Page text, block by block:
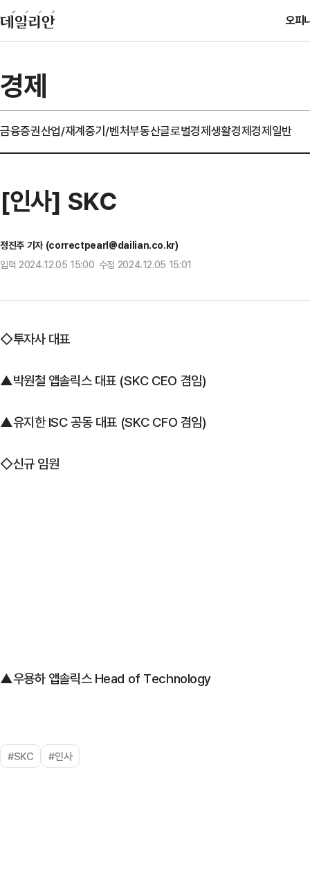
오피
경제
금융증권산업/재계중기/벤처부동산글로벌경제생활경제경제일반
[인사] SKC
정진주 기자 (correctpearl@dailian.co.kr)
입력 2024.12.05 15:00 수정 2024.12.05 15:01
◇투자사 대표
▲박원철 앱솔릭스 대표 (SKC CEO 겸임)
▲유지한 ISC 공동 대표 (SKC CFO 겸임)
◇신규 임원
▲우용하 앱솔릭스 Head of Technology
#SKC #인사